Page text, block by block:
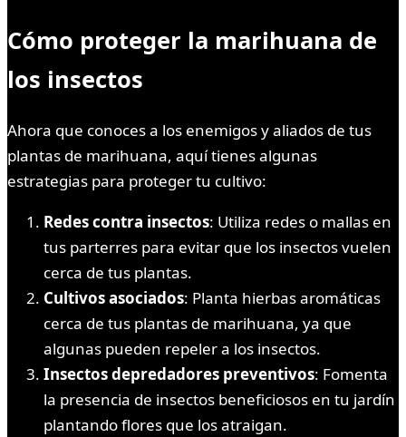
Cómo proteger la marihuana de
los insectos
Ahora que conoces a los enemigos y aliados de tus
plantas de marihuana, aquí tienes algunas
estrategias para proteger tu cultivo:
Redes contra insectos: Utiliza redes o mallas en
tus parterres para evitar que los insectos vuelen
cerca de tus plantas.
Cultivos asociados: Planta hierbas aromáticas
cerca de tus plantas de marihuana, ya que
algunas pueden repeler a los insectos.
Insectos depredadores preventivos: Fomenta
la presencia de insectos beneficiosos en tu jardín
plantando flores que los atraigan.